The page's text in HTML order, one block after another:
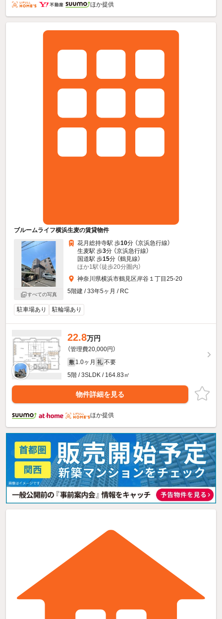
ほか提供
ブルームライフ横浜生麦の賃貸物件
すべての写真
花月総持寺駅 歩10分 （京浜急行線）
生麦駅 歩3分 （京浜急行線）
国道駅 歩15分 （鶴見線）
ほか1駅（徒歩20分圏内）
神奈川県横浜市鶴見区岸谷１丁目25-20
5階建 / 33年5ヶ月 / RC
駐車場あり 駐輪場あり
22.8万円
（管理費20,000円）
敷 1.0ヶ月 礼 不要
5階 / 3SLDK / 164.83㎡
物件詳細を見る
ほか提供